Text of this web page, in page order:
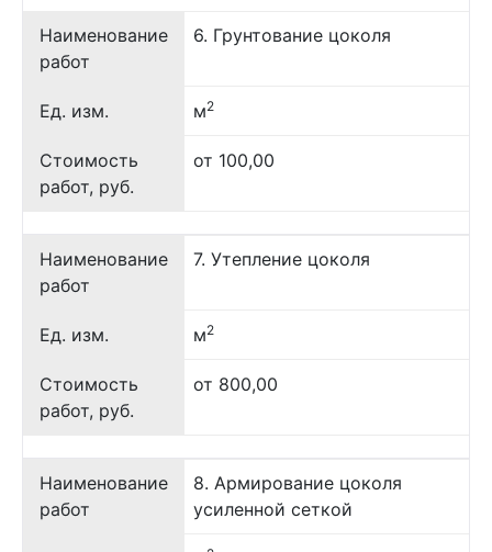
Наименование
работ
6. Грунтование цоколя
Ед. изм. м2
Стоимость
работ, руб.
от 100,00
Наименование
работ
7. Утепление цоколя
Ед. изм. м2
Стоимость
работ, руб.
от 800,00
Наименование
работ
8. Армирование цоколя
усиленной сеткой